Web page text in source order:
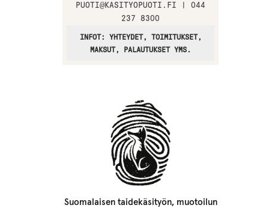
PUOTI@KASITYOPUOTI.FI | 044
237 8300
INFOT: YHTEYDET, TOIMITUKSET,
MAKSUT, PALAUTUKSET YMS.
Suomalaisen taidekäsityön, muotoilun